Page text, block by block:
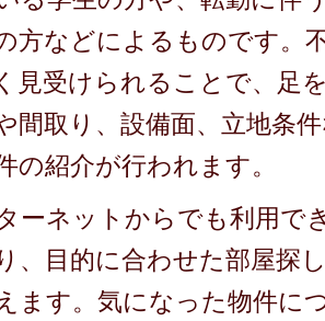
方などによるものです。
見受けられることで、足
間取り、設備面、立地条
の紹介が行われます。
ーネットからでも利用で
、目的に合わせた部屋探
ます。気になった物件に